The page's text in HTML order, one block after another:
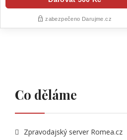
Co děláme
Zpravodajský server Romea.cz